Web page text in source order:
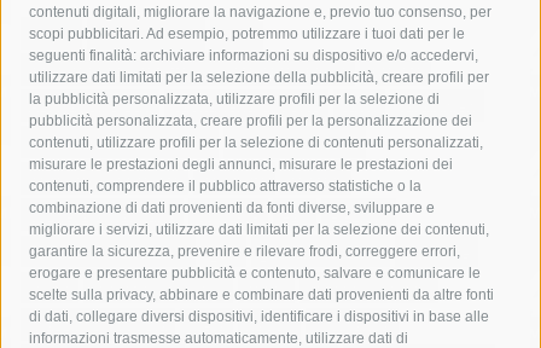
contenuti digitali, migliorare la navigazione e, previo tuo consenso, per
scopi pubblicitari. Ad esempio, potremmo utilizzare i tuoi dati per le
seguenti finalità: archiviare informazioni su dispositivo e/o accedervi,
utilizzare dati limitati per la selezione della pubblicità, creare profili per
la pubblicità personalizzata, utilizzare profili per la selezione di
pubblicità personalizzata, creare profili per la personalizzazione dei
contenuti, utilizzare profili per la selezione di contenuti personalizzati,
misurare le prestazioni degli annunci, misurare le prestazioni dei
contenuti, comprendere il pubblico attraverso statistiche o la
combinazione di dati provenienti da fonti diverse, sviluppare e
migliorare i servizi, utilizzare dati limitati per la selezione dei contenuti,
garantire la sicurezza, prevenire e rilevare frodi, correggere errori,
erogare e presentare pubblicità e contenuto, salvare e comunicare le
scelte sulla privacy, abbinare e combinare dati provenienti da altre fonti
di dati, collegare diversi dispositivi, identificare i dispositivi in base alle
informazioni trasmesse automaticamente, utilizzare dati di
acqua allerta meteo
anas
area marina protetta di punta campanella
arresto
Asl Napoli 3 sud
capitaneria di porto capri
carabinieri
castellammare di stabia
circumvesuviana
comune di sorrento
concerto
contagi
costiera amalfitana
covid-19 eav
elezioni
fondazione sorrento
gori guardia costiera
incidente
lavori
lorenzo balducelli mare
massa lubrense
massimo coppola
Meta napoli ordinanza